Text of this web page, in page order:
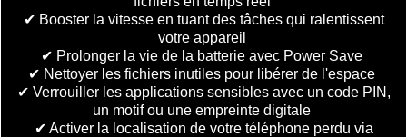
✔ Booster la vitesse en tuant des tâches qui ralentissent
votre appareil
✔ Prolonger la vie de la batterie avec Power Save
✔ Nettoyer les fichiers inutiles pour libérer de l'espace
✔ Verrouiller les applications sensibles avec un code PIN,
un motif ou une empreinte digitale
✔ Activer la localisation de votre téléphone perdu via